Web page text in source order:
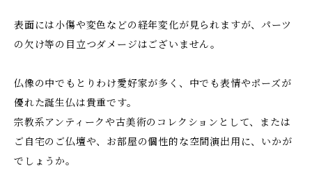
表面には小傷や変色などの経年変化が見られますが、パーツ
の欠け等の目立つダメージはございません。
仏像の中でもとりわけ愛好家が多く、中でも表情やポーズが
優れた誕生仏は貴重です。
宗教系アンティークや古美術のコレクションとして、または
ご自宅のご仏壇や、お部屋の個性的な空間演出用に、いかが
でしょうか。